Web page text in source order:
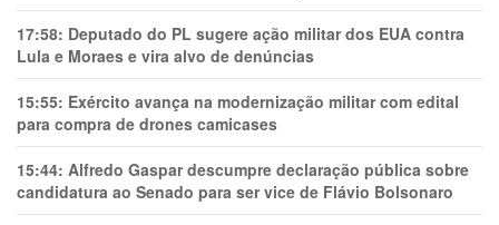
17:58: Deputado do PL sugere ação militar dos EUA contra
Lula e Moraes e vira alvo de denúncias
15:55: Exército avança na modernização militar com edital
para compra de drones camicases
15:44: Alfredo Gaspar descumpre declaração pública sobre
candidatura ao Senado para ser vice de Flávio Bolsonaro